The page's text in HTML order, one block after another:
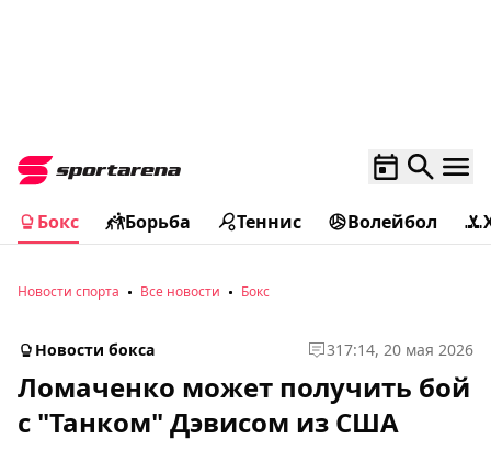
Бокс Борьба Теннис Волейбол
Новости спорта Все новости Бокс
Новости бокса 317:14, 20 мая 2026
Ломаченко может получить бой
с "Танком" Дэвисом из США